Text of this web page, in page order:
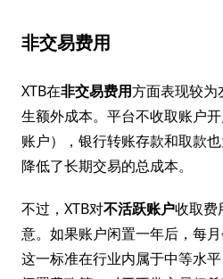
非交易费用
XTB在非交易费用方面表现较为
生额外成本。平台不收取账户
账户），银行转账存款和取款
降低了长期交易的总成本。
不过，XTB对不活跃账户收取费
意。如果账户闲置一年后，每月
这一标准在行业内属于中等水